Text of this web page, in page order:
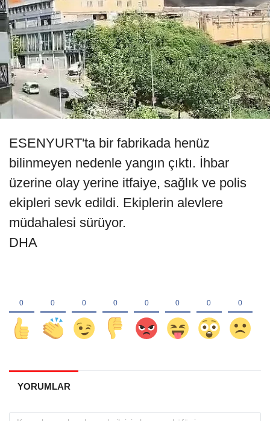
ESENYURT'ta bir fabrikada henüz
bilinmeyen nedenle yangın çıktı. İhbar
üzerine olay yerine itfaiye, sağlık ve polis
ekipleri sevk edildi. Ekiplerin alevlere
müdahalesi sürüyor.
DHA
YORUMLAR